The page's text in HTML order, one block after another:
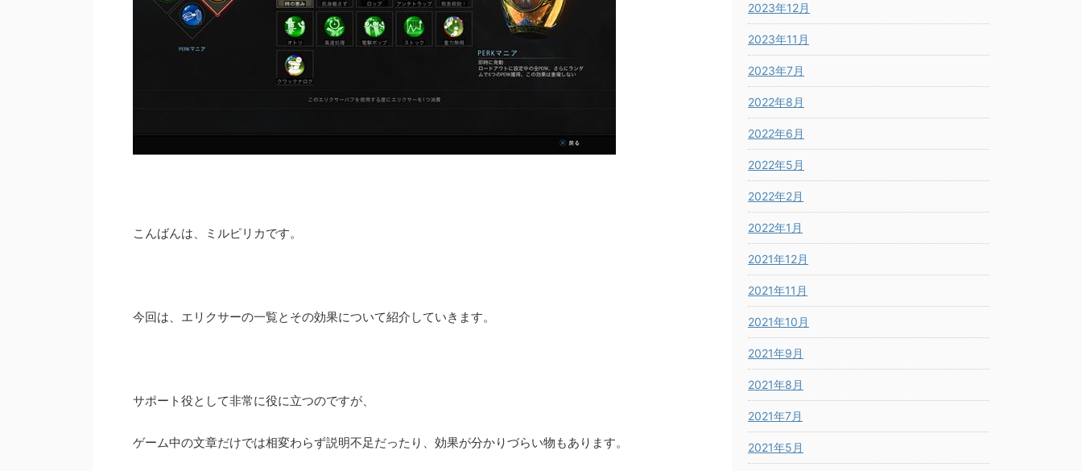
こんばんは、ミルピリカです。
今回は、エリクサーの一覧とその効果について紹介していきます。
サポート役として非常に役に立つのですが、
ゲーム中の文章だけでは相変わらず説明不足だったり、効果が分かりづらい物もあります。
2023年12月
2023年11月
2023年7月
2022年8月
2022年6月
2022年5月
2022年2月
2022年1月
2021年12月
2021年11月
2021年10月
2021年9月
2021年8月
2021年7月
2021年5月